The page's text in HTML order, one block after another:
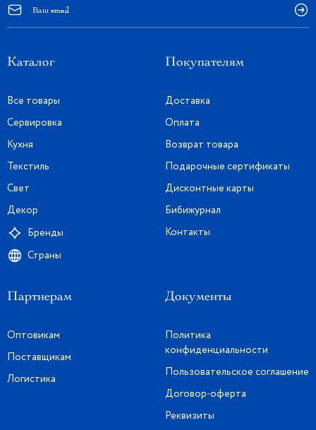
Каталог
Все товары
Сервировка
Кухня
Текстиль
Свет
Декор
Бренды
Страны
Покупателям
Доставка
Оплата
Возврат товара
Подарочные сертификаты
Дисконтные карты
Бибижурнал
Контакты
Партнерам
Оптовикам
Поставщикам
Логистика
Документы
Политика
конфиденциальности
Пользовательское соглашение
Договор-оферта
Реквизиты